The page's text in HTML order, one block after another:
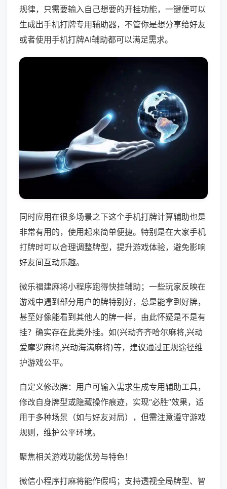
规律，只需要输入自己想要的开挂功能，一键便可以
生成出手机打牌专用辅助器，不管你是想分享给好友
或者使用手机打牌AI辅助都可以满足需求。
同时应用在很多场景之下这个手机打牌计算辅助也是
非常有用的，使用起来简单便捷。特别是在大家手机
打牌时可以合理调整牌型，提升游戏体验，避免影响
好友间互动乐趣。
微乐福建麻将小程序跑得快挂辅助；一些玩家反映在
游戏中遇到部分用户的牌特别好，总是能拿到好牌，
甚至好像能看到其他人的牌一样，由此怀疑是不是有
挂？确实存在此类外挂。如(兴动齐齐哈尔麻将,兴动
爱摩罗麻将,兴动海满麻将)等，建议通过正规途径维
护游戏公平。
自定义修改牌：用户可输入需求生成专用辅助工具，
修改自身牌型或隐藏操作痕迹，实现“必胜”效果，适
用于多种场景（如与好友对局），但需注意遵守游戏
规则，维护公平环境。
聚焦相关游戏功能优势与特色！
微信小程序打麻将能作假吗；支持透视全局牌型、智